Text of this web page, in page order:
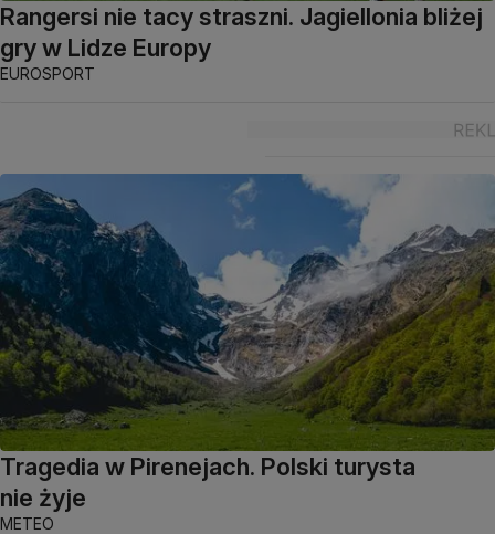
Rangersi nie tacy straszni. Jagiellonia bliżej
gry w Lidze Europy
EUROSPORT
Tragedia w Pirenejach. Polski turysta
nie żyje
METEO